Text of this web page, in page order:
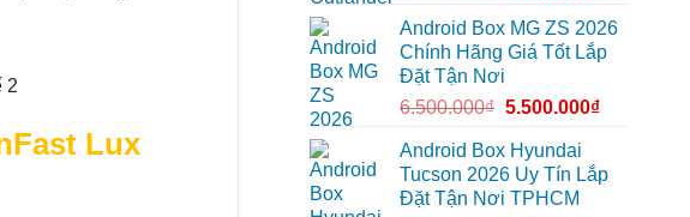
Lux
Android Box MG ZS 2026
Chính Hãng Giá Tốt Lắp
Đặt Tận Nơi
6.500.000₫ 5.500.000₫
Android Box Hyundai
Tucson 2026 Uy Tín Lắp
Đặt Tận Nơi TPHCM